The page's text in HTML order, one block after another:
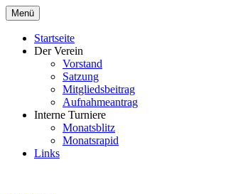
Zum
Inhalt
springen
Menü
Startseite
Der Verein
Vorstand
Satzung
Mitgliedsbeitrag
Aufnahmeantrag
Interne Turniere
Monatsblitz
Monatsrapid
Links